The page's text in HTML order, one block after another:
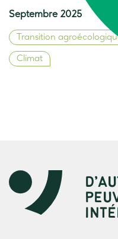
Septembre 2025
Transition
Climat